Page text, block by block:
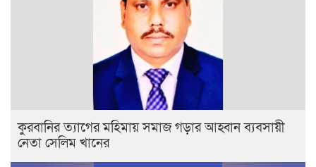
কুরবানির ত্যাগের মহিমায় সমাজ গড়ার আহ্বান ব্যবসায়ী
নেতা সেলিম খানের